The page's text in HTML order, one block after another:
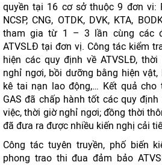
quyền tại 16 cơ sở thuộc 9 đơn vi:
NCSP, CNG, OTDK, DVK, KTA,
tham gia từ 1 – 3 lần cùng các
ATVSLĐ tại đơn vị. Công tác kiểm
hiện các quy định về ATVSLĐ,
nghỉ ngơi, bồi dưỡng bằng hiện vật,
kê tai nạn lao động,… Kết quả cho
GAS đã chấp hành tốt các quy
việc, thời giờ nghỉ ngơi; đồng thời
đã đưa ra được nhiều kiến nghị cải
Công tác tuyên truyền, phố biến
phong trao thi đua đảm bảo